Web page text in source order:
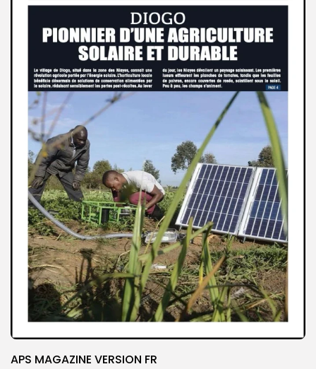
APS MAGAZINE VERSION FR